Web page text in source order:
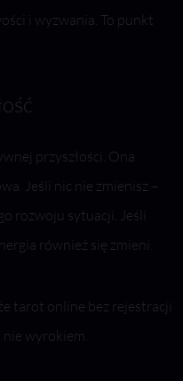
i wyzwania. To punkt
przyszłości. Ona
Jeśli nic nie zmienisz –
rozwoju sytuacji. Jeśli
również się zmieni.
tarot online bez rejestracji
nie wyrokiem.